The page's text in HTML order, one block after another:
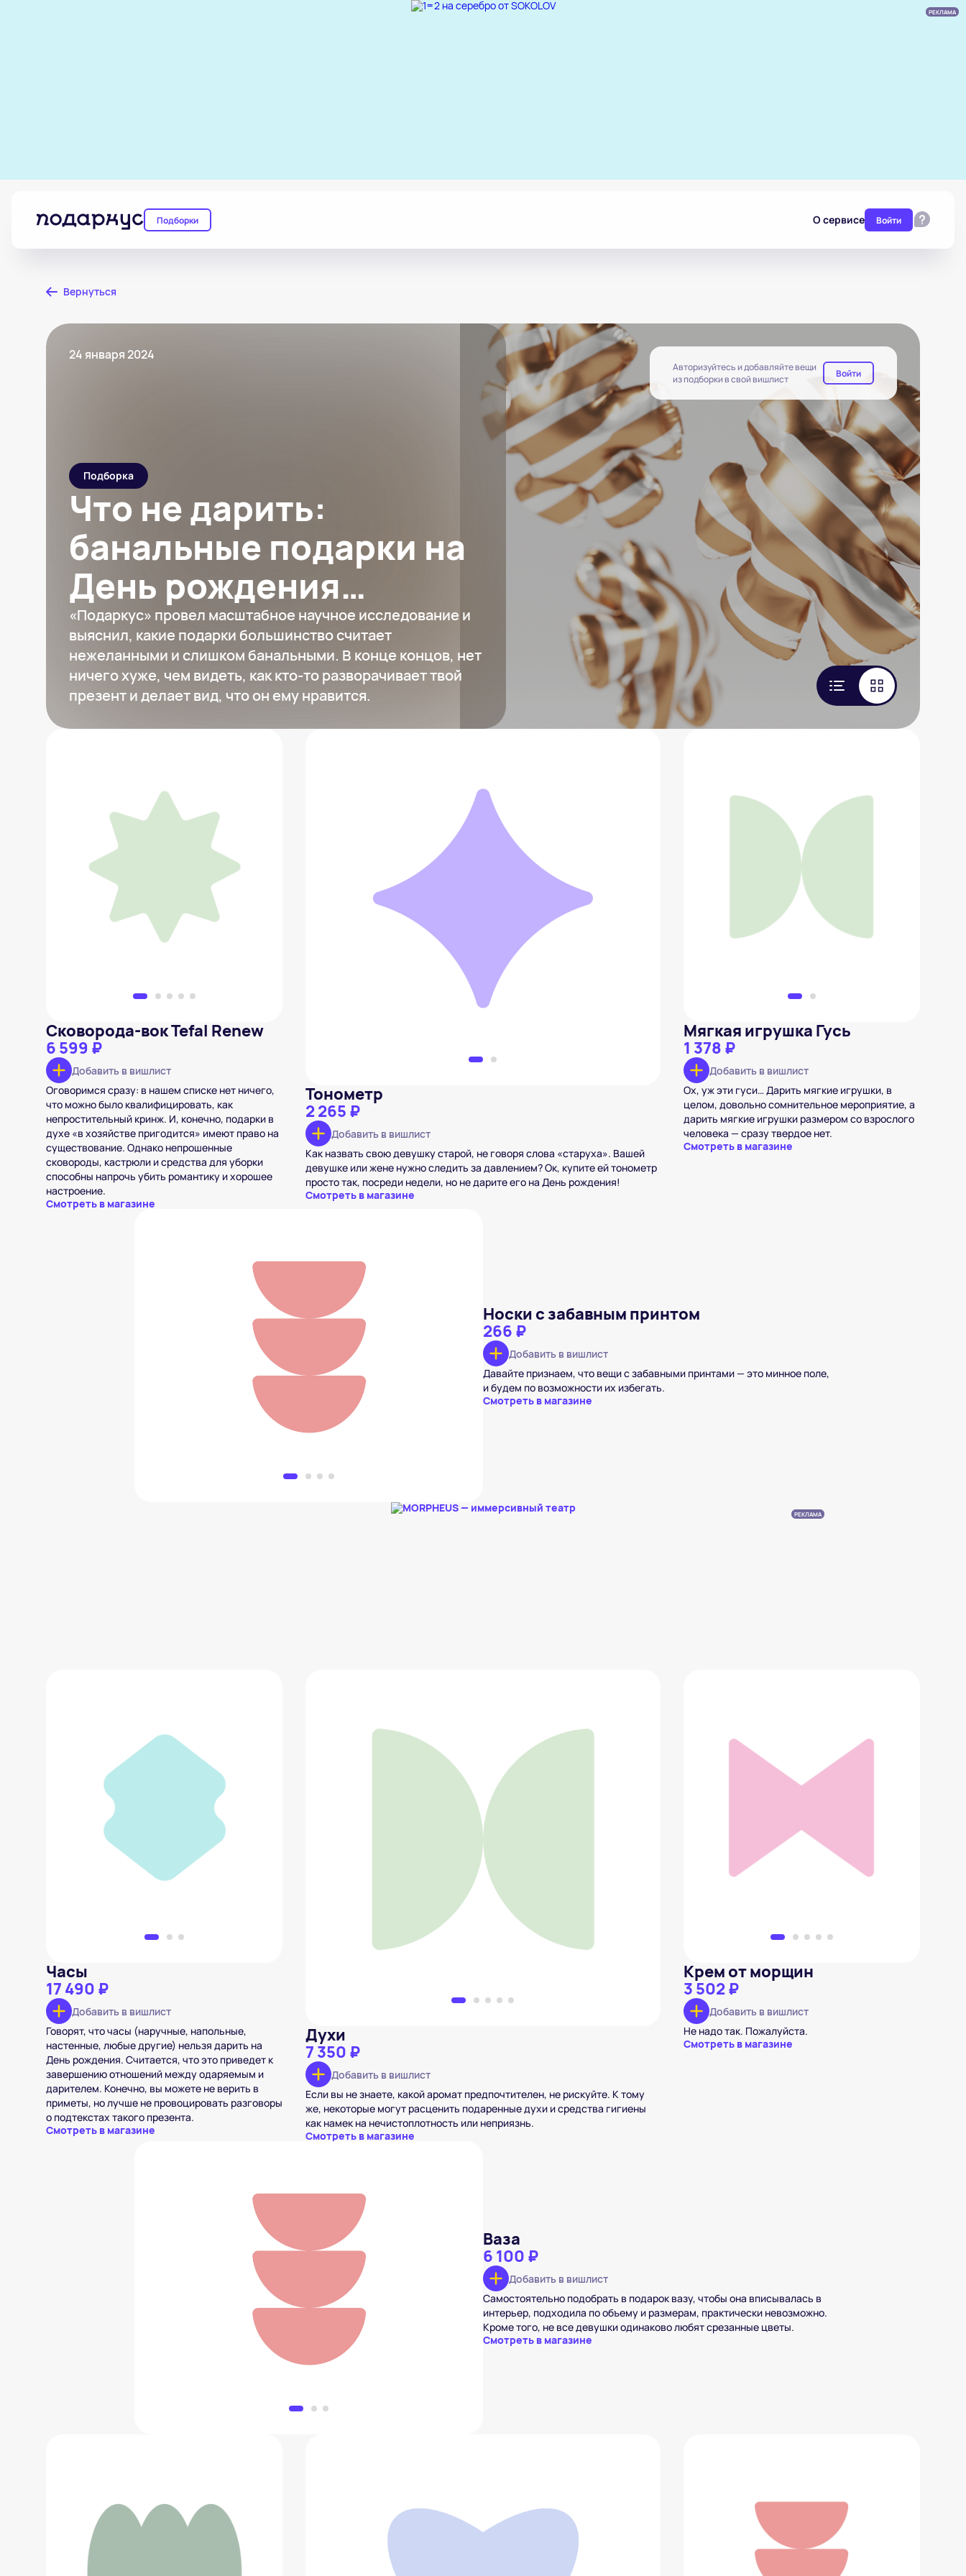
РЕКЛАМА
Подборки О сервисе Войти
Вернуться
24 января 2024
Подборка
Что не дарить:
банальные подарки на
День рождения
девушки
«Подаркус» провел масштабное научное исследование и
выяснил, какие подарки большинство считает
нежеланными и слишком банальными. В конце концов, нет
ничего хуже, чем видеть, как кто-то разворачивает твой
презент и делает вид, что он ему нравится.
Авторизуйтесь и добавляйте вещи
из подборки в свой вишлист
Войти
Сковорода-вок Tefal Renew
Сковорода-вок Tefal Renew
6 599 ₽
Добавить в вишлист
Оговоримся сразу: в нашем списке нет ничего,
что можно было квалифицировать, как
непростительный кринж. И, конечно, подарки в
духе «в хозяйстве пригодится» имеют право на
существование. Однако непрошенные
сковороды, кастрюли и средства для уборки
способны напрочь убить романтику и хорошее
настроение.
Смотреть в магазине
Тонометр
2 265 ₽
Добавить в вишлист
Как назвать свою девушку старой, не говоря слова «старуха». Вашей
девушке или жене нужно следить за давлением? Ок, купите ей тонометр
просто так, посреди недели, но не дарите его на День рождения!
Смотреть в магазине
Мягкая игрушка Гусь
1 378 ₽
Добавить в вишлист
Мягкая игрушка Гусь
1 378 ₽
Добавить в вишлист
Ох, уж эти гуси… Дарить мягкие игрушки, в
целом, довольно сомнительное мероприятие, а
дарить мягкие игрушки размером со взрослого
человека — сразу твердое нет.
Смотреть в магазине
Носки с забавным принтом
Носки с забавным принтом
266 ₽
Добавить в вишлист
Давайте признаем, что вещи с забавными принтами — это минное поле,
и будем по возможности их избегать.
Смотреть в магазине
РЕКЛАМА
Часы
17 490 ₽
Добавить в вишлист
Говорят, что часы (наручные, напольные,
настенные, любые другие) нельзя дарить на
День рождения. Считается, что это приведет к
завершению отношений между одаряемым и
дарителем. Конечно, вы можете не верить в
приметы, но лучше не провоцировать разговоры
о подтекстах такого презента.
Смотреть в магазине
Духи
7 350 ₽
Добавить в вишлист
Духи
7 350 ₽
Добавить в вишлист
Если вы не знаете, какой аромат предпочтителен, не рискуйте. К тому
же, некоторые могут расценить подаренные духи и средства гигиены
как намек на нечистоплотность или неприязнь.
Смотреть в магазине
Добавить в вишлист
Крем от морщин
3 502 ₽
Добавить в вишлист
Не надо так. Пожалуйста.
Смотреть в магазине
Ваза
6 100 ₽
Добавить в вишлист
Самостоятельно подобрать в подарок вазу, чтобы она вписывалась в
интерьер, подходила по объему и размерам, практически невозможно.
Кроме того, не все девушки одинаково любят срезанные цветы.
Смотреть в магазине